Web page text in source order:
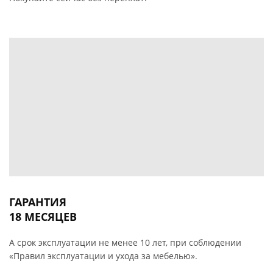
ГАРАНТИЯ
18 МЕСЯЦЕВ
А срок эксплуатации не менее 10 лет, при соблюдении
«Правил эксплуатации и ухода за мебелью».